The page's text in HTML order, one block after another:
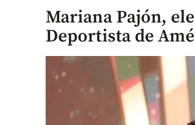
Mariana Pajón,
Deportista de